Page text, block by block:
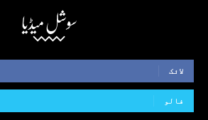
سوشل میڈیا
لائک
فالو